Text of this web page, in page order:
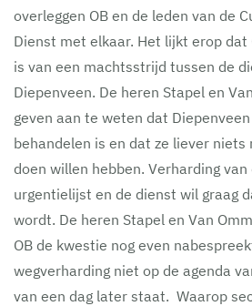
overleggen OB en de leden van de
Dienst met elkaar. Het lijkt erop dat
is van een machtsstrijd tussen de
Diepenveen. De heren Stapel en
geven aan te weten dat
behandelen is en dat ze liever niets
doen willen hebben. Verharding
urgentielijst en de dienst wil graag
wordt. De heren Stapel en Van
OB de kwestie nog even
wegverharding niet op de agenda
van een dag later staat. Waarop